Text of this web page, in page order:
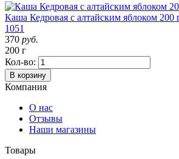
Каша Кедровая с алтайским яблоком 200
1051
370 руб.
200 г
Кол-во:
В корзину
Компания
О нас
Отзывы
Наши магазины
Товары